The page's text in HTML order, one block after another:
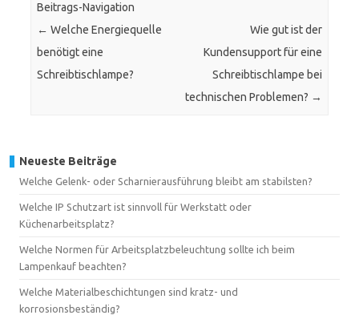
Beitrags-Navigation
← Welche Energiequelle
benötigt eine
Schreibtischlampe?
Wie gut ist der
Kundensupport für eine
Schreibtischlampe bei
technischen Problemen? →
Neueste Beiträge
Welche Gelenk- oder Scharnierausführung bleibt am stabilsten?
Welche IP Schutzart ist sinnvoll für Werkstatt oder
Küchenarbeitsplatz?
Welche Normen für Arbeitsplatzbeleuchtung sollte ich beim
Lampenkauf beachten?
Welche Materialbeschichtungen sind kratz- und
korrosionsbeständig?